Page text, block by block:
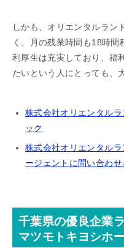
しかも、オリエンタルラン
く、月の残業時間も18時
利厚生は充実しており、福
たいという人にとっても、
株式会社オリエンタル
ック
株式会社オリエンタル
ージェントに問い合わせ
千葉県の優良企業
マツモトキヨシホ